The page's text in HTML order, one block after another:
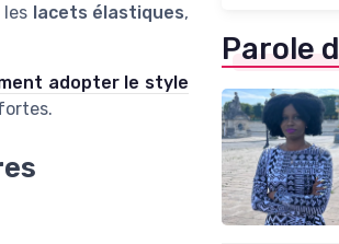
les lacets élastiques,
adopter le style
Parole